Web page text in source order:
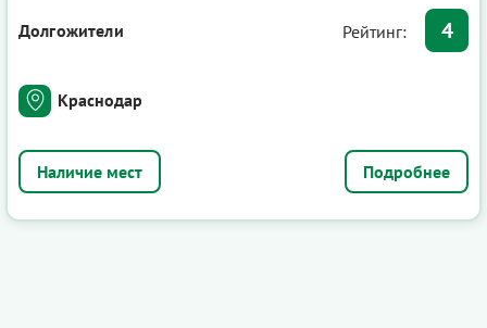
Долгожители Рейтинг: 4
Краснодар
Подробнее